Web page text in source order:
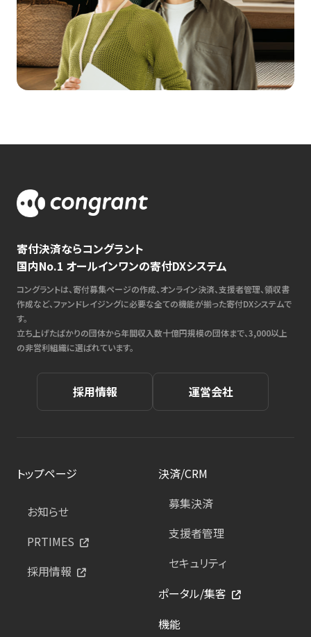
寄付決済ならコングラント
国内No.1 オールインワンの寄付DXシステム
コングラントは、寄付募集ページの作成、オンライン決済、支援者管理、領収書
作成など、ファンドレイジングに必要な全ての機能が揃った寄付DXシステムで
す。
立ち上げたばかりの団体から年間収入数十億円規模の団体まで、3,000以上
の非営利組織に選ばれています。
採用情報 運営会社
トップページ
お知らせ
PRTIMES
採用情報
決済/CRM
募集決済
支援者管理
セキュリティ
ポータル/集客
機能